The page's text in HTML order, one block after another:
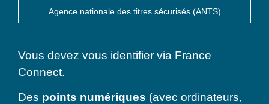
Agence nationale des titres sécurisés (ANTS)
Vous devez vous identifier via France
Connect.
Des points numériques (avec ordinateurs,